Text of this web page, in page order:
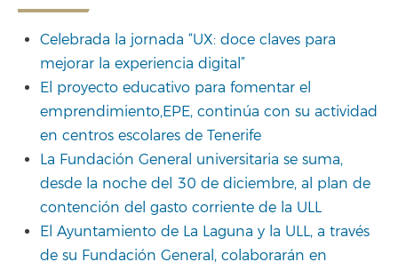
Celebrada la jornada “UX: doce claves para
mejorar la experiencia digital”
El proyecto educativo para fomentar el
emprendimiento,EPE, continúa con su actividad
en centros escolares de Tenerife
La Fundación General universitaria se suma,
desde la noche del 30 de diciembre, al plan de
contención del gasto corriente de la ULL
El Ayuntamiento de La Laguna y la ULL, a través
de su Fundación General, colaborarán en